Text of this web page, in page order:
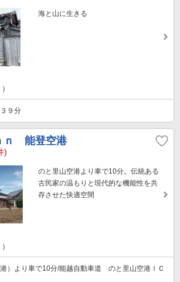
海と山に生きる
９分
ｎ 能登空港
)
のと里山空港より車で10分。伝統ある
古民家の温もりと現代的な機能性を共
存させた快適空間
）より車で10分/能越自動車道 のと里山空港ＩＣ